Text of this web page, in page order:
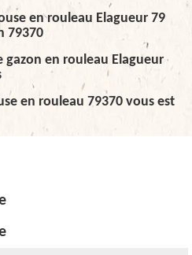
en rouleau Elagueur 79
79370
gazon en rouleau Elagueur
en rouleau 79370 vous est